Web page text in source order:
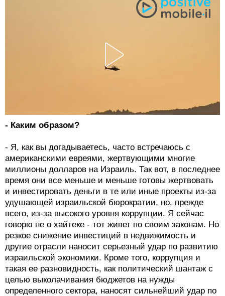
- Каким образом?
- Я, как вы догадываетесь, часто встречаюсь с
американскими евреями, жертвующими многие
миллионы долларов на Израиль. Так вот, в последнее
время они все меньше и меньше готовы жертвовать
и инвестировать деньги в те или иные проекты из-за
удушающей израильской бюрократии, но, прежде
всего, из-за высокого уровня коррупции. Я сейчас
говорю не о хайтеке - тот живет по своим законам. Но
резкое снижение инвестиций в недвижимость и
другие отрасли наносит серьезный удар по развитию
израильской экономики. Кроме того, коррупция и
такая ее разновидность, как политический шантаж с
целью выколачивания бюджетов на нужды
определенного сектора, наносят сильнейший удар по